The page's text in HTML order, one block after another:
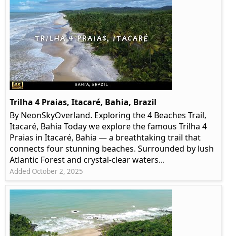
Trilha 4 Praias, Itacaré, Bahia, Brazil
By NeonSkyOverland. Exploring the 4 Beaches Trail,
Itacaré, Bahia Today we explore the famous Trilha 4
Praias in Itacaré, Bahia — a breathtaking trail that
connects four stunning beaches. Surrounded by lush
Atlantic Forest and crystal-clear waters...
Added October 2, 2025